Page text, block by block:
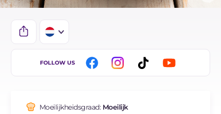
IT
ES
FOLLOW US
Moeilijkheidsgraad: Moeilijk